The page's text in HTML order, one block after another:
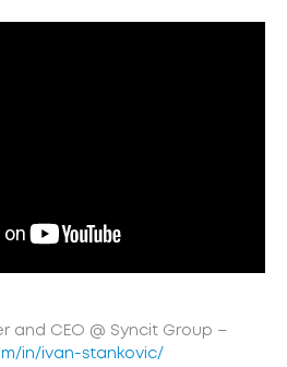
and CEO @ Syncit Group –
in/ivan-stankovic/